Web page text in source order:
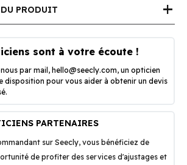
PRODUIT add
sont à votre écoute !
par mail, hello@seecly.com, un opticien
disposition pour vous aider à obtenir un devis
PARTENAIRES
sur Seecly, vous bénéficiez de
de profiter des services d'ajustages et